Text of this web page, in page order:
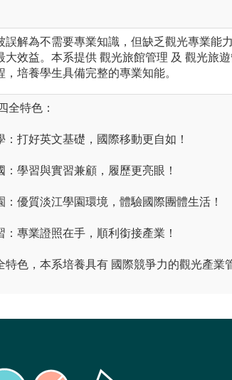
誤解為不需要專業知識，但缺乏觀光專業能
大效益。本系提供 觀光旅館管理 及 觀光旅
，培養學生具備完整的專業知能。
全特色：
：打好英文基礎，國際移動更自如！
：學習與實習兼顧，履歷更亮眼！
：優質淡江學園環境，體驗國際團體生活！
：專業證照在手，順利銜接產業！
特色，本系培養具有 國際競爭力的觀光產業